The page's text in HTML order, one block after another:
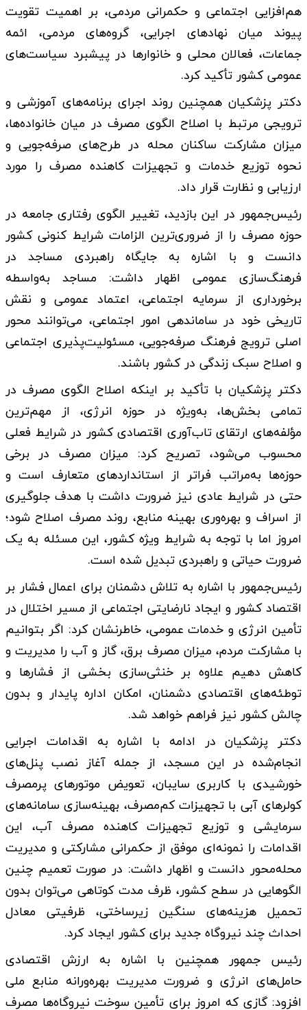
هم‌افزایی اجتماعی و حکمرانی مردمی، بر اهمیت تقویت
پیوند میان نهادهای اجرایی، گروه‌های مردمی، ائمه
جماعات، فعالان محلی و خانوارها در پیشبرد سیاست‌های
عمومی کشور تأکید کرد.
دکتر پزشکیان همچنین روند اجرای برنامه‌های آموزشی و
ترویجی مرتبط با اصلاح الگوی مصرف در میان خانواده‌ها،
میزان مشارکت ساکنان محله در طرح‌های صرفه‌جویی و
نحوه توزیع خدمات و تجهیزات کاهنده مصرف را مورد
ارزیابی و نظارت قرار داد.
رئیس‌جمهور در این بازدید، تغییر الگوی رفتاری جامعه در
حوزه مصرف را از ضروری‌ترین الزامات شرایط کنونی کشور
دانست و با اشاره به جایگاه راهبردی مساجد در
فرهنگ‌سازی عمومی اظهار داشت: مساجد به‌واسطه
برخورداری از سرمایه اجتماعی، اعتماد عمومی و نقش
تاریخی خود در ساماندهی امور اجتماعی، می‌توانند محور
اصلی ترویج فرهنگ صرفه‌جویی، مسئولیت‌پذیری اجتماعی
و اصلاح سبک زندگی در کشور باشند.
دکتر پزشکیان با تأکید بر اینکه اصلاح الگوی مصرف در
تمامی بخش‌ها، به‌ویژه در حوزه انرژی، از مهم‌ترین
مؤلفه‌های ارتقای تاب‌آوری اقتصادی کشور در شرایط فعلی
محسوب می‌شود، تصریح کرد: میزان مصرف در برخی
حوزه‌ها به‌مراتب فراتر از استانداردهای متعارف است و
حتی در شرایط عادی نیز ضرورت داشت با هدف جلوگیری
از اسراف و بهره‌وری بهینه منابع، روند مصرف اصلاح شود؛
امروز اما با توجه به شرایط ویژه کشور، این مسئله به یک
ضرورت حیاتی و راهبردی تبدیل شده است.
رئیس‌جمهور با اشاره به تلاش دشمنان برای اعمال فشار بر
اقتصاد کشور و ایجاد نارضایتی اجتماعی از مسیر اختلال در
تأمین انرژی و خدمات عمومی، خاطرنشان کرد: اگر بتوانیم
با مشارکت مردم، میزان مصرف برق، گاز و آب را مدیریت و
کاهش دهیم علاوه بر خنثی‌سازی بخشی از فشارها و
توطئه‌های اقتصادی دشمنان، امکان اداره پایدار و بدون
چالش کشور نیز فراهم خواهد شد.
دکتر پزشکیان در ادامه با اشاره به اقدامات اجرایی
انجام‌شده در این مسجد، از جمله آغاز نصب پنل‌های
خورشیدی با کاربری سایبان، تعویض موتورهای پرمصرف
کولرهای آبی با تجهیزات کم‌مصرف، بهینه‌سازی سامانه‌های
سرمایشی و توزیع تجهیزات کاهنده مصرف آب، این
اقدامات را نمونه‌ای موفق از حکمرانی مشارکتی و مدیریت
محله‌محور دانست و اظهار داشت: در صورت تعمیم چنین
الگوهایی در سطح کشور، ظرف مدت کوتاهی می‌توان بدون
تحمیل هزینه‌های سنگین زیرساختی، ظرفیتی معادل
احداث چند نیروگاه جدید برای کشور ایجاد کرد.
رئیس جمهور همچنین با اشاره به ارزش اقتصادی
حامل‌های انرژی و ضرورت مدیریت بهره‌ورانه منابع ملی
افزود: گازی که امروز برای تأمین سوخت نیروگاه‌ها مصرف